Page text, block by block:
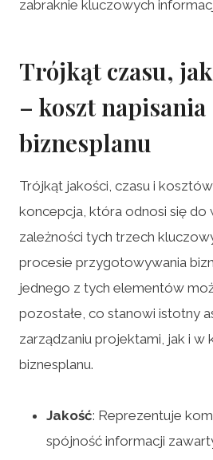
zabraknie kluczowych
Trójkąt czasu,
– koszt napisania
biznesplanu
Trójkąt jakości, czasu i
koncepcja, która odnosi się do
zależności tych trzech
procesie przygotowywania
jednego z tych elementów
pozostałe, co stanowi istotny
zarządzaniu projektami, jak i w
biznesplanu.
Jakość: Reprezentuje
spójność informacji